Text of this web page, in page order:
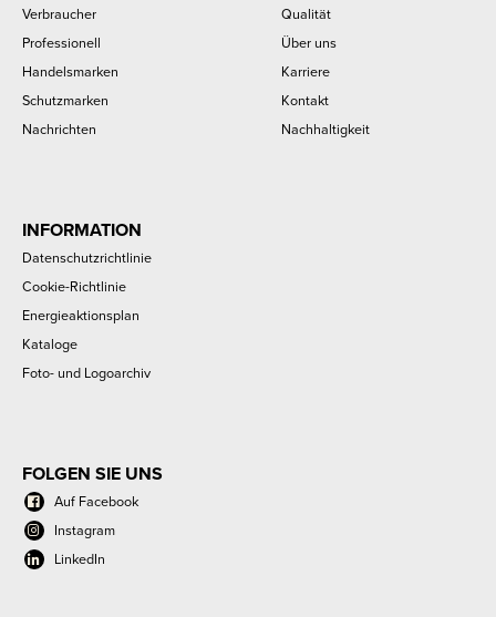
Verbraucher
Professionell
Handelsmarken
Schutzmarken
Nachrichten
Qualität
Über uns
Karriere
Kontakt
Nachhaltigkeit
INFORMATION
Datenschutzrichtlinie
Cookie-Richtlinie
Energieaktionsplan
Kataloge
Foto- und Logoarchiv
FOLGEN SIE UNS
Auf Facebook
Instagram
LinkedIn